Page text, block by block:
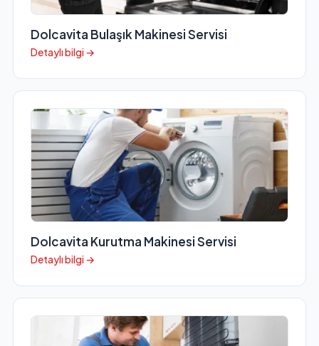
Dolcavita Bulaşık Makinesi Servisi
Detaylı bilgi →
Dolcavita Kurutma Makinesi Servisi
Detaylı bilgi →